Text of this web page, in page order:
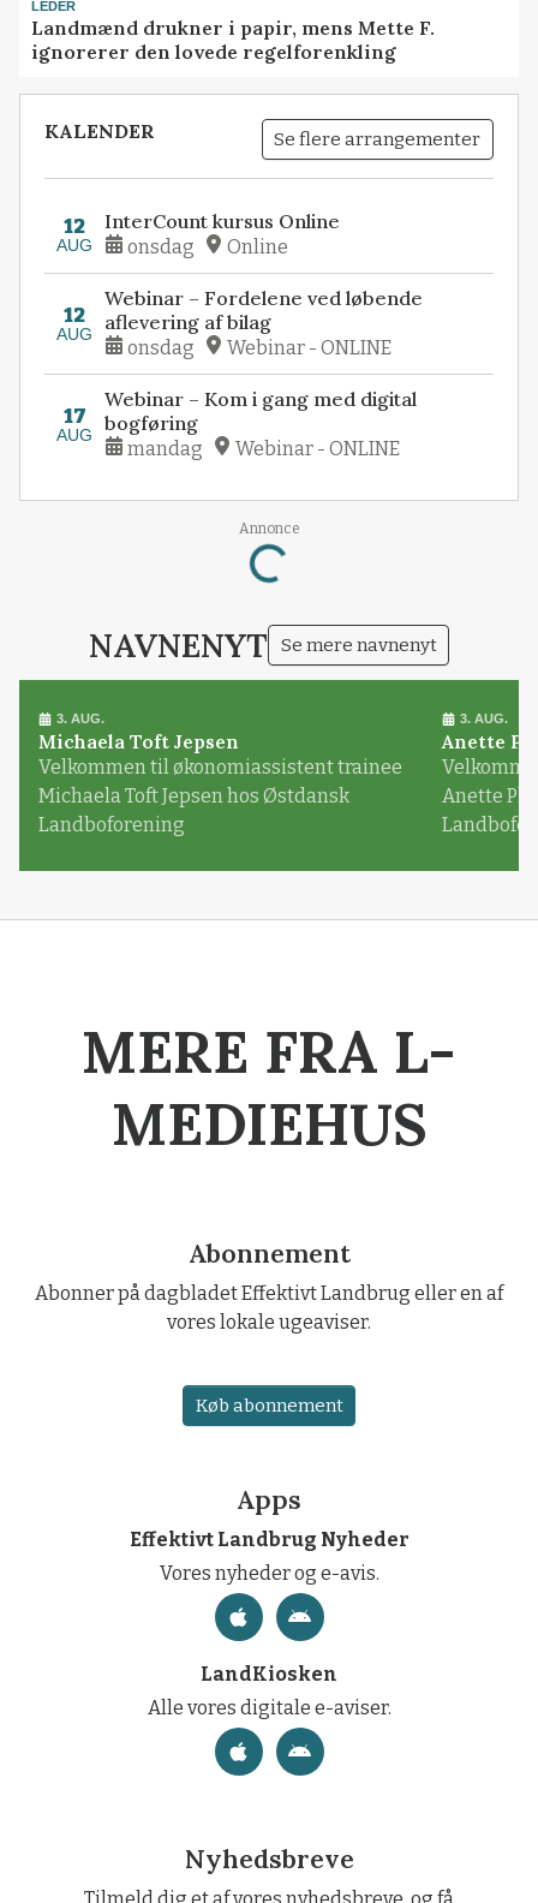
LEDER
Landmænd drukner i papir, mens Mette F.
ignorerer den lovede regelforenkling
KALENDER Se flere arrangementer
12
AUG
InterCount kursus Online
onsdag Online
12
AUG
Webinar – Fordelene ved løbende
aflevering af bilag
onsdag Webinar - ONLINE
17
AUG
Webinar – Kom i gang med digital
bogføring
mandag Webinar - ONLINE
Annonce
Loading...
NAVNENYT Se mere navnenyt
3. AUG.
Michaela Toft Jepsen
Velkommen til økonomiassistent trainee
Michaela Toft Jepsen hos Østdansk
Landboforening
3. AUG.
Anette
Anette
MERE FRA L-
MEDIEHUS
Abonnement
Abonner på dagbladet Effektivt Landbrug eller en af
vores lokale ugeaviser.
Køb abonnement
Apps
Effektivt Landbrug Nyheder
Vores nyheder og e-avis.
LandKiosken
Alle vores digitale e-aviser.
Nyhedsbreve